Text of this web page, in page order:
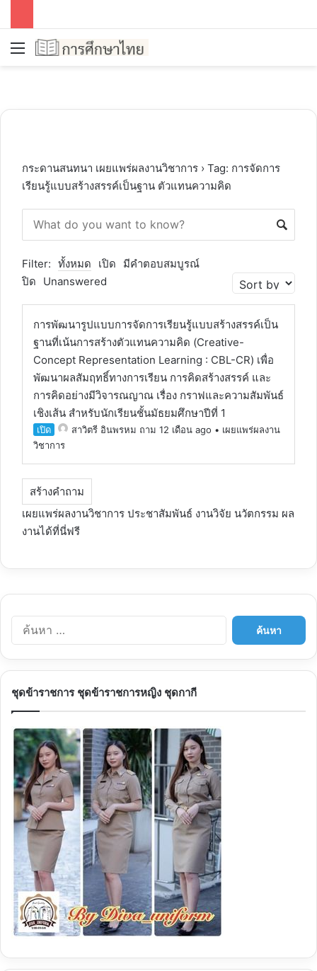
Menu
กระดานสนทนา เผยแพร่ผลงานวิชาการ › Tag: การจัดการ
เรียนรู้แบบสร้างสรรค์เป็นฐาน ตัวแทนความคิด
Filter: ทั้งหมด เปิด
มีคำตอบสมบูรณ์
ปิด
Unanswered
การพัฒนารูปแบบการจัดการเรียนรู้แบบสร้างสรรค์เป็น
ฐานที่เน้นการสร้างตัวแทนความคิด (Creative-
Concept Representation Learning : CBL-CR) เพื่อ
พัฒนาผลสัมฤทธิ์ทางการเรียน การคิดสร้างสรรค์ และ
การคิดอย่างมีวิจารณญาณ เรื่อง กราฟและความสัมพันธ์
เชิงเส้น สำหรับนักเรียนชั้นมัธยมศึกษาปีที่ 1
เปิด สาวิตรี อินพรหม ถาม 12 เดือน ago • เผยแพร่ผลงาน
วิชาการ
สร้างคำถาม
เผยแพร่ผลงานวิชาการ ประชาสัมพันธ์ งานวิจัย นวัตกรรม ผล
งานได้ที่นี่ฟรี
ค้
น
รั
ชุดข้าราชการ ชุดข้าราชการหญิง ชุดกากี